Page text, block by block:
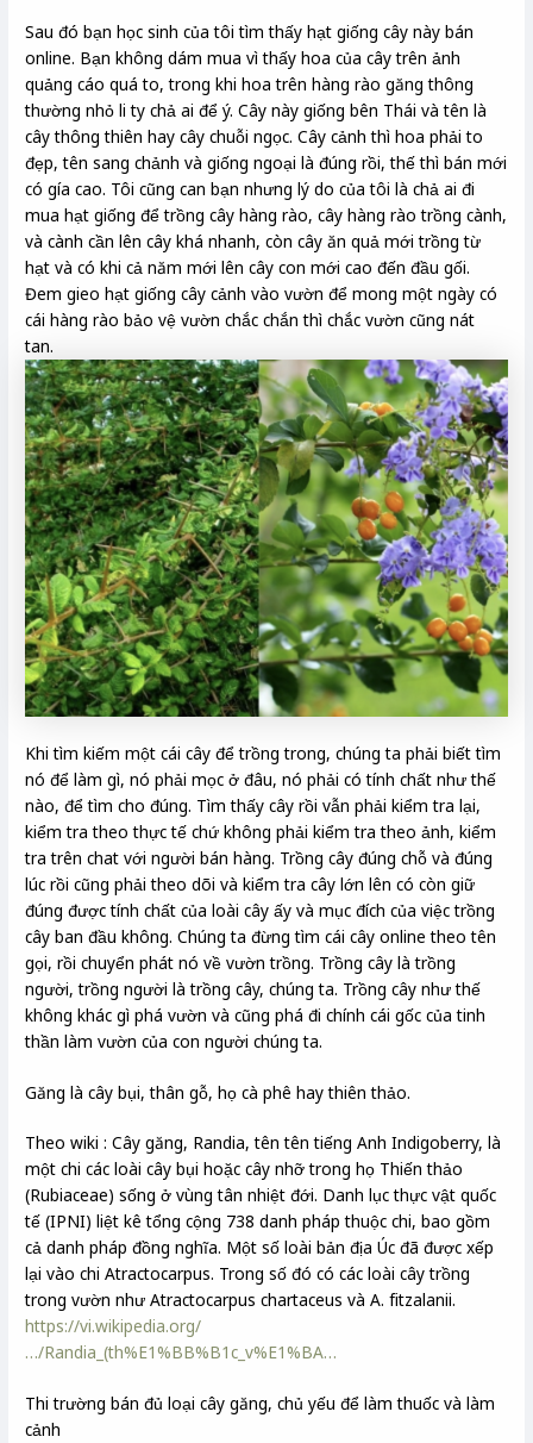
Sau đó bạn học sinh của tôi tìm thấy hạt giống cây này bán
online. Bạn không dám mua vì thấy hoa của cây trên ảnh
quảng cáo quá to, trong khi hoa trên hàng rào găng thông
thường nhỏ li ty chả ai để ý. Cây này giống bên Thái và tên là
cây thông thiên hay cây chuỗi ngọc. Cây cảnh thì hoa phải to
đẹp, tên sang chảnh và giống ngoại là đúng rồi, thế thì bán mới
có gía cao. Tôi cũng can bạn nhưng lý do của tôi là chả ai đi
mua hạt giống để trồng cây hàng rào, cây hàng rào trồng cành,
và cành cần lên cây khá nhanh, còn cây ăn quả mới trồng từ
hạt và có khi cả năm mới lên cây con mới cao đến đầu gối.
Đem gieo hạt giống cây cảnh vào vườn để mong một ngày có
cái hàng rào bảo vệ vườn chắc chắn thì chắc vườn cũng nát
tan.
Khi tìm kiếm một cái cây để trồng trong, chúng ta phải biết tìm
nó để làm gì, nó phải mọc ở đâu, nó phải có tính chất như thế
nào, để tìm cho đúng. Tìm thấy cây rồi vẫn phải kiểm tra lại,
kiểm tra theo thực tế chứ không phải kiểm tra theo ảnh, kiểm
tra trên chat với người bán hàng. Trồng cây đúng chỗ và đúng
lúc rồi cũng phải theo dõi và kiểm tra cây lớn lên có còn giữ
đúng được tính chất của loài cây ấy và mục đích của việc trồng
cây ban đầu không. Chúng ta đừng tìm cái cây online theo tên
gọi, rồi chuyển phát nó về vườn trồng. Trồng cây là trồng
người, trồng người là trồng cây, chúng ta. Trồng cây như thế
không khác gì phá vườn và cũng phá đi chính cái gốc của tinh
thần làm vườn của con người chúng ta.
Găng là cây bụi, thân gỗ, họ cà phê hay thiên thảo.
Theo wiki : Cây găng, Randia, tên tên tiếng Anh Indigoberry, là
một chi các loài cây bụi hoặc cây nhỡ trong họ Thiến thảo
(Rubiaceae) sống ở vùng tân nhiệt đới. Danh lục thực vật quốc
tế (IPNI) liệt kê tổng cộng 738 danh pháp thuộc chi, bao gồm
cả danh pháp đồng nghĩa. Một số loài bản địa Úc đã được xếp
lại vào chi Atractocarpus. Trong số đó có các loài cây trồng
trong vườn như Atractocarpus chartaceus và A. fitzalanii.
https://vi.wikipedia.org/
…/Randia_(th%E1%BB%B1c_v%E1%BA…
Thi trường bán đủ loại cây găng, chủ yếu để làm thuốc và làm
cảnh